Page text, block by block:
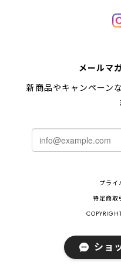
2024/02/10
した！とても早い対応
レゼント用だったけど
ありがとうございまし
メールマ
新商品やキャンペーン
プライ
特定商取
ショ